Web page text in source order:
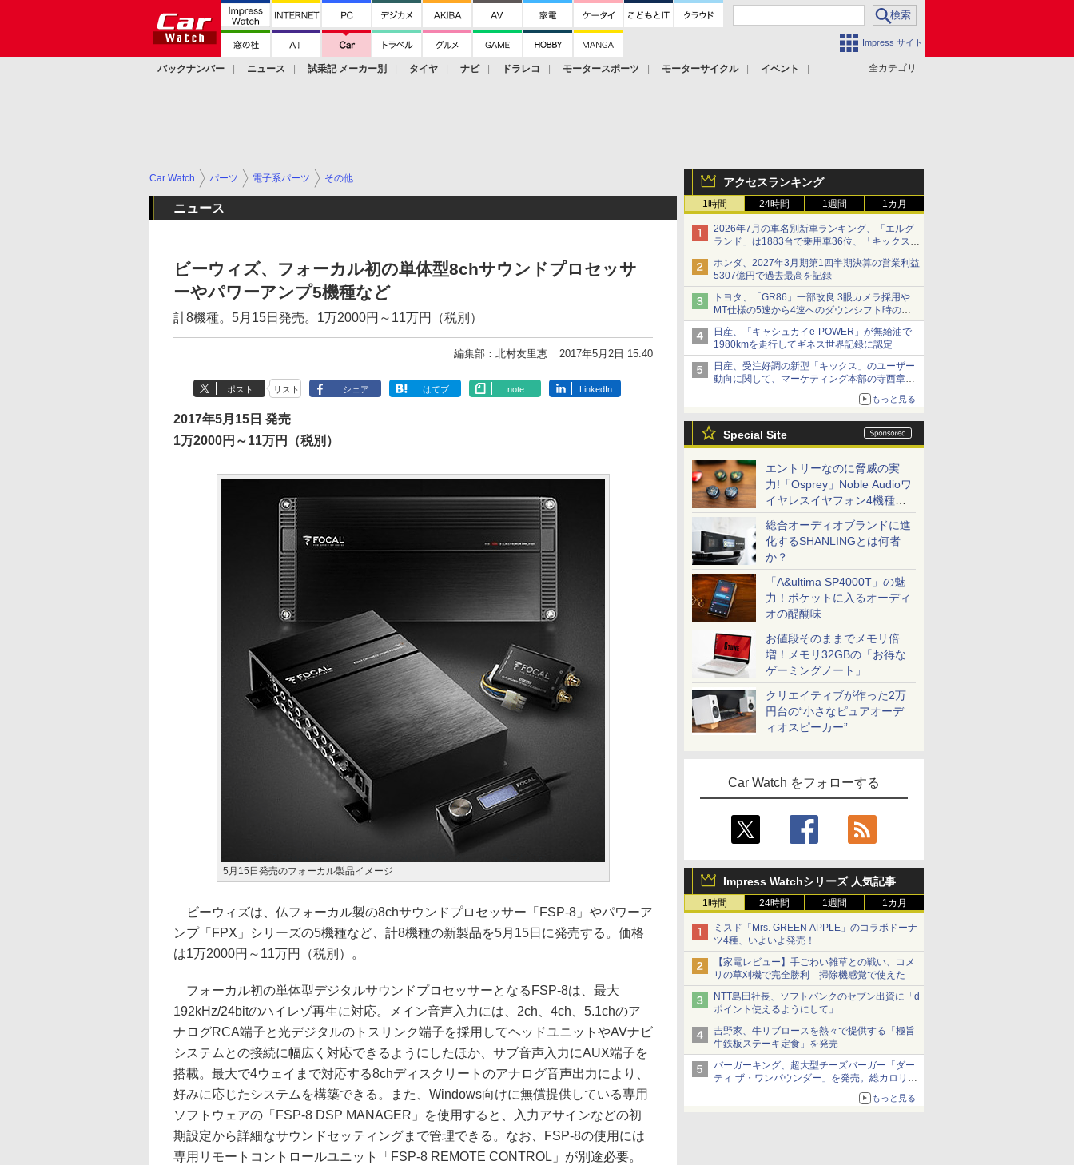
Impress サイト
全カテゴリ
バックナンバー ニュース 試乗記 メーカー別 タイヤ ナビ ドラレコ モータースポーツ モーターサイクル
イベント
アクセスランキング
1時間 24時間 1週間 1カ月
2026年7月の車名別新車ランキング、「エルグ
ランド」は1883台で乗用車36位、「キックス」
は2591台で27位に
ホンダ、2027年3月期第1四半期決算の営業利益
5307億円で過去最高を記録
トヨタ、「GR86」一部改良 3眼カメラ採用や
MT仕様の5速から4速へのダウンシフト時の操
作性向上など
日産、「キャシュカイe-POWER」が無給油で
1980kmを走行してギネス世界記録に認定
日産、受注好調の新型「キックス」のユーザー
動向に関して、マーケティング本部の寺西章氏
もっと見る
Special Site
エントリーなのに脅威の実
力!「Osprey」Noble Audioワ
イヤレスイヤフォン4機種を
一気に聴く
総合オーディオブランドに進
化するSHANLINGとは何者
か？
「A&ultima SP4000T」の魅
力！ポケットに入るオーディ
オの醍醐味
お値段そのままでメモリ倍
増！メモリ32GBの「お得な
ゲーミングノート」
クリエイティブが作った2万
円台の“小さなピュアオーデ
ィオスピーカー”
Car Watch をフォローする
Impress Watchシリーズ 人気記事
1時間 24時間 1週間 1カ月
ミスド「Mrs. GREEN APPLE」のコラボドーナ
ツ4種、いよいよ発売！
【家電レビュー】手ごわい雑草との戦い、コメ
リの草刈機で完全勝利 掃除機感覚で使えた
NTT島田社長、ソフトバンクのセブン出資に「d
ポイント使えるようにして」
吉野家、牛リブロースを熱々で提供する「極旨
牛鉄板ステーキ定食」を発売
バーガーキング、超大型チーズバーガー「ダー
ティ ザ・ワンパウンダー」を発売。総カロリー
もっと見る
Car Watch パーツ 電子系パーツ その他
ニュース
ビーウィズ、フォーカル初の単体型8chサウンドプロセッサ
ーやパワーアンプ5機種など
計8機種。5月15日発売。1万2000円～11万円（税別）
編集部：北村友里恵 2017年5月2日 15:40
ポスト リスト シェア はてブ note LinkedIn
2017年5月15日 発売
1万2000円～11万円（税別）
5月15日発売のフォーカル製品イメージ
ビーウィズは、仏フォーカル製の8chサウンドプロセッサー「FSP-8」やパワーア
ンプ「FPX」シリーズの5機種など、計8機種の新製品を5月15日に発売する。価格
は1万2000円～11万円（税別）。
フォーカル初の単体型デジタルサウンドプロセッサーとなるFSP-8は、最大
192kHz/24bitのハイレゾ再生に対応。メイン音声入力には、2ch、4ch、5.1chのア
ナログRCA端子と光デジタルのトスリンク端子を採用してヘッドユニットやAVナビ
システムとの接続に幅広く対応できるようにしたほか、サブ音声入力にAUX端子を
搭載。最大で4ウェイまで対応する8chディスクリートのアナログ音声出力により、
好みに応じたシステムを構築できる。また、Windows向けに無償提供している専用
ソフトウェアの「FSP-8 DSP MANAGER」を使用すると、入力アサインなどの初
期設定から詳細なサウンドセッティングまで管理できる。なお、FSP-8の使用には
専用リモートコントロールユニット「FSP-8 REMOTE CONTROL」が別途必要。